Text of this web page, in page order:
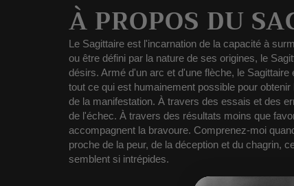
À PROPOS DU
Le Sagittaire est l'incarnation de la capacité à
ou être défini par la nature de ses origines, le
désirs. Armé d'un arc et d'une flèche, le
tout ce qui est humainement possible pour
de la manifestation. À travers des essais et des
de l'échec. À travers des résultats moins que
accompagnent la bravoure. Comprenez-moi
proche de la peur, de la déception et du chagrin,
semblent si intrépides.